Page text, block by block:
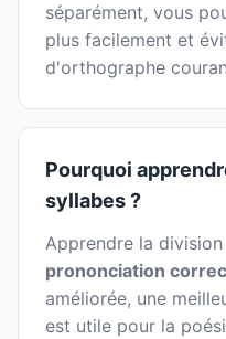
séparément, vous
plus facilement et
d'orthographe
Pourquoi
syllabes ?
Apprendre la
prononciation
améliorée, une
est utile pour la